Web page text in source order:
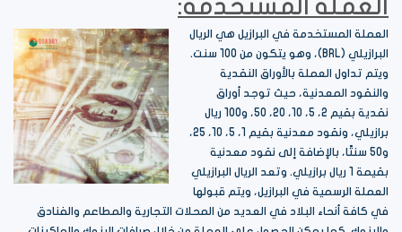
العملة المستخدمة:
العملة المستخدمة في البرازيل هي الريال
البرازيلي (BRL)، وهو يتكون من 100 سنت.
ويتم تداول العملة بالأوراق النقدية
والنقود المعدنية، حيث توجد أوراق
نقدية بقيم 2، 5، 10، 20، 50، و100 ريال
برازيلي، ونقود معدنية بقيم 1، 5، 10، 25،
و50 سنتًا، بالإضافة إلى نقود معدنية
بقيمة 1 ريال برازيلي. وتعد الريال البرازيلي
العملة الرسمية في البرازيل، ويتم قبولها
في كافة أنحاء البلاد في العديد من المحلات التجارية والمطاعم والفنادق